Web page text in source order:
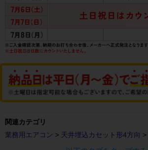
関連カテゴリ
業務用エアコン > 天井埋込カセット形4方向 >